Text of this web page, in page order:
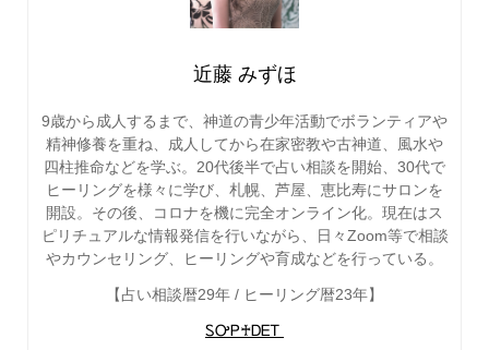
近藤 みずほ
9歳から成人するまで、神道の青少年活動でボランティアや
精神修養を重ね、成人してから在家密教や古神道、風水や
四柱推命などを学ぶ。20代後半で占い相談を開始、30代で
ヒーリングを様々に学び、札幌、芦屋、恵比寿にサロンを
開設。その後、コロナを機に完全オンライン化。現在はス
ピリチュアルな情報発信を行いながら、日々Zoom等で相談
やカウンセリング、ヒーリングや育成などを行っている。
【占い相談暦29年 / ヒーリング暦23年】
ᏚᎤᏢ♰ᎠᎬᎢ